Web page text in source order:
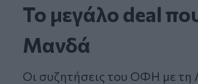
Το μεγάλο deal
Μανδά
Οι συζητήσεις του ΟΦΗ με τη